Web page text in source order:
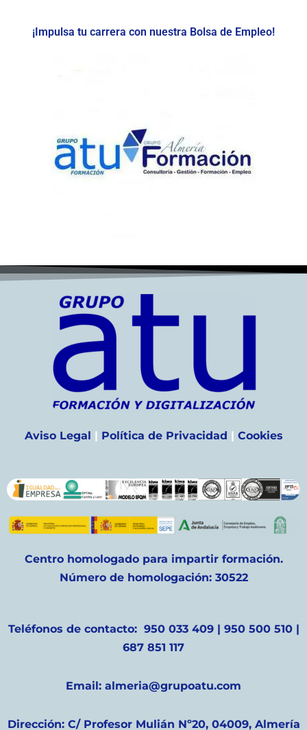
¡Impulsa tu carrera con nuestra Bolsa de Empleo!
Aviso Legal | Política de Privacidad | Cookies
Centro homologado para impartir formación.
Número de homologación: 30522
Teléfonos de contacto: 950 033 409 | 950 500 510 |
687 851 117
Email: almeria@grupoatu.com
Dirección: C/ Profesor Mulián Nº20, 04009, Almería